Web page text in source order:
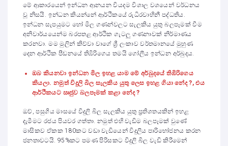
මේ ආකාරයෙන් ඉන්ධන ආනයන වියදම විශාල වශයෙන් වර්ධනය
වූ නිසයි. ඉන්ධන කියන්නේ ආර්ථිකයේ රුධිරවාහිනී පද්ධතිය.
ඉන්ධන සැපයුමට හෝ මිල ගණන්වලට සැලකිය යුතු බලපෑමක් වීම
අනිවාර්යයෙන්ම බරපතළ ආර්ථික ගැටලු ගණනාවක් නිර්මාණය
කරනවා. මම මුලින් කිව්වා වාගේ ශ්‍රී ලංකාව වර්තමානයේ මුහුණ
දෙන ආර්ථික පීඩනයේ තිඹිරිගෙය තමයි ගෝලීය ඉන්ධන අර්බුදය.
ඔබ කියනවා ඉන්ධන මිල ඉහළ යාම මේ අර්බුදයේ තිඹිරිගෙය
කියලා. නමුත් විදුලි බිල සැලකිය යුතු ලෙස ඉහළ ගියා නේද ?, එය
ආර්ථිකයට ඍජුව බලපෑමක් කළා නේද ?
ඔව්, පසුගිය මාසයේ විදුලි බිල සැලකිය යුතු ප්‍රතිශතයකින් ඉහළ
දැමීමට රජය පියවර ගත්තා. නමුත් එහි වැඩිම බලපෑමක් වුණේ
මාසිකව ඒකක 180කට වඩා වැඩියෙන් විදුලිය පාරිභෝජනය කරන
ජනතාවටයි. 95%කට පමණ පිරිසකට විදුලි බිල වැඩි කිරීමෙන්